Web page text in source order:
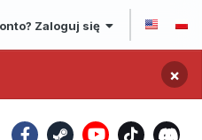
Zaloguj się
×